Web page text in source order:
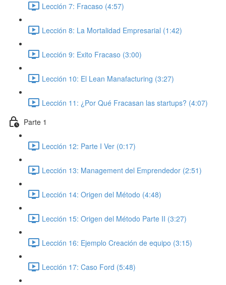
Lección 7: Fracaso (4:57)
Lección 8: La Mortalidad Empresarial (1:42)
Lección 9: Exito Fracaso (3:00)
Lección 10: El Lean Manafacturing (3:27)
Lección 11: ¿Por Qué Fracasan las startups? (4:07)
Parte 1
Lección 12: Parte I Ver (0:17)
Lección 13: Management del Emprendedor (2:51)
Lección 14: Origen del Método (4:48)
Lección 15: Origen del Método Parte II (3:27)
Lección 16: Ejemplo Creación de equipo (3:15)
Lección 17: Caso Ford (5:48)